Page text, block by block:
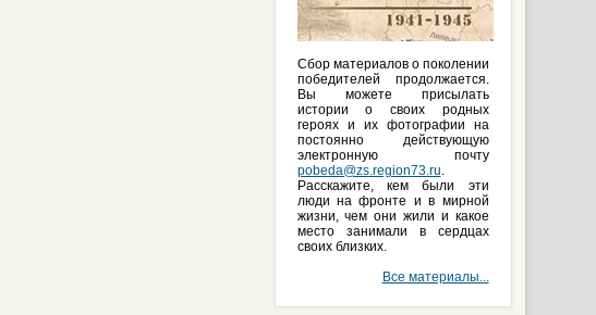
Сбор материалов о поколении
победителей продолжается.
Вы можете присылать
истории о своих родных
героях и их фотографии на
постоянно действующую
электронную почту
pobeda@zs.region73.ru.
Расскажите, кем были эти
люди на фронте и в мирной
жизни, чем они жили и какое
место занимали в сердцах
своих близких.
Все материалы...